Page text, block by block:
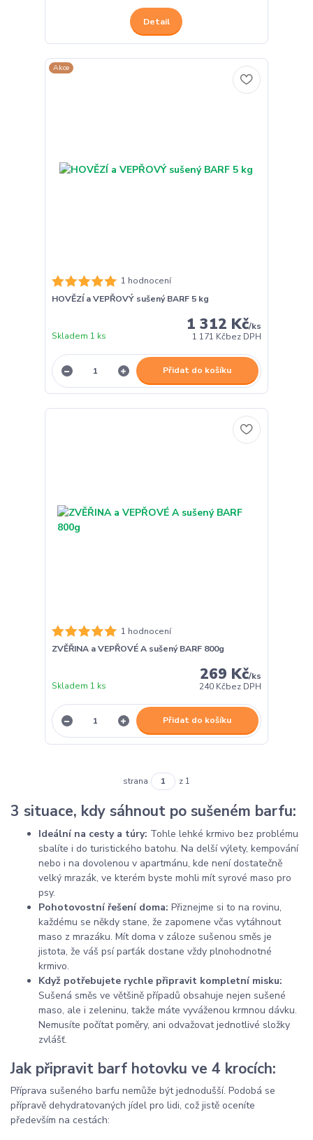
Detail
Akce
1 hodnocení
HOVĚZÍ a VEPŘOVÝ sušený BARF 5 kg
1 312 Kč/ks
1 171 Kčbez DPH
Skladem 1 ks
Přidat do košíku
1 hodnocení
ZVĚŘINA a VEPŘOVÉ A sušený BARF 800g
269 Kč/ks
240 Kčbez DPH
Skladem 1 ks
Přidat do košíku
strana z 1
3 situace, kdy sáhnout po sušeném barfu:
Ideální na cesty a túry: Tohle lehké krmivo bez problému
sbalíte i do turistického batohu. Na delší výlety, kempování
nebo i na dovolenou v apartmánu, kde není dostatečně
velký mrazák, ve kterém byste mohli mít syrové maso pro
psy.
Pohotovostní řešení doma: Přiznejme si to na rovinu,
každému se někdy stane, že zapomene včas vytáhnout
maso z mrazáku. Mít doma v záloze sušenou směs je
jistota, že váš psí parťák dostane vždy plnohodnotné
krmivo.
Když potřebujete rychle připravit kompletní misku:
Sušená směs ve většině případů obsahuje nejen sušené
maso, ale i zeleninu, takže máte vyváženou krmnou dávku.
Nemusíte počítat poměry, ani odvažovat jednotlivé složky
zvlášť.
Jak připravit barf hotovku ve 4 krocích:
Příprava sušeného barfu nemůže být jednodušší. Podobá se
přípravě dehydratovaných jídel pro lidi, což jistě oceníte
především na cestách: